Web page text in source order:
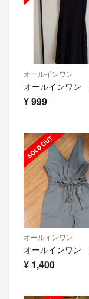
オールインワン
¥999
オールインワン
¥ 1,400